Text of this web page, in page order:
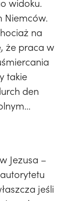
widoku.
Niemców.
na
że praca w
takie
den
Jezusa –
jeśli